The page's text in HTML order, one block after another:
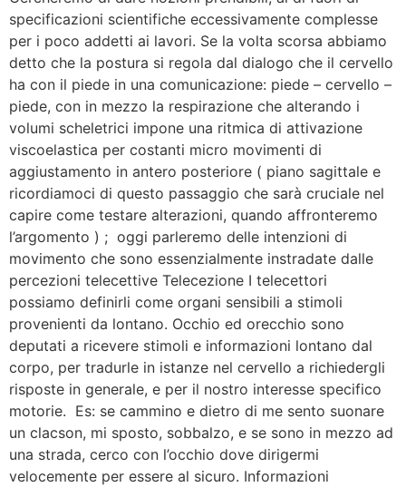
specificazioni scientifiche eccessivamente complesse
per i poco addetti ai lavori. Se la volta scorsa abbiamo
detto che la postura si regola dal dialogo che il cervello
ha con il piede in una comunicazione: piede – cervello –
piede, con in mezzo la respirazione che alterando i
volumi scheletrici impone una ritmica di attivazione
viscoelastica per costanti micro movimenti di
aggiustamento in antero posteriore ( piano sagittale e
ricordiamoci di questo passaggio che sarà cruciale nel
capire come testare alterazioni, quando affronteremo
l’argomento ) ; oggi parleremo delle intenzioni di
movimento che sono essenzialmente instradate dalle
percezioni telecettive Telecezione I telecettori
possiamo definirli come organi sensibili a stimoli
provenienti da lontano. Occhio ed orecchio sono
deputati a ricevere stimoli e informazioni lontano dal
corpo, per tradurle in istanze nel cervello a richiedergli
risposte in generale, e per il nostro interesse specifico
motorie. Es: se cammino e dietro di me sento suonare
un clacson, mi sposto, sobbalzo, e se sono in mezzo ad
una strada, cerco con l’occhio dove dirigermi
velocemente per essere al sicuro. Informazioni